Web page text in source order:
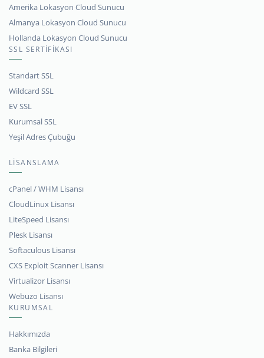
Amerika Lokasyon Cloud Sunucu
Almanya Lokasyon Cloud Sunucu
Hollanda Lokasyon Cloud Sunucu
SSL SERTİFİKASI
Standart SSL
Wildcard SSL
EV SSL
Kurumsal SSL
Yeşil Adres Çubuğu
LİSANSLAMA
cPanel / WHM Lisansı
CloudLinux Lisansı
LiteSpeed Lisansı
Plesk Lisansı
Softaculous Lisansı
CXS Exploit Scanner Lisansı
Virtualizor Lisansı
Webuzo Lisansı
KURUMSAL
Hakkımızda
Banka Bilgileri